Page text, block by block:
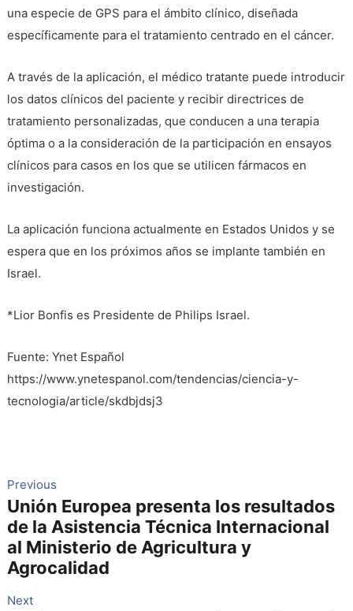
una especie de GPS para el ámbito clínico, diseñada
específicamente para el tratamiento centrado en el cáncer.
A través de la aplicación, el médico tratante puede introducir
los datos clínicos del paciente y recibir directrices de
tratamiento personalizadas, que conducen a una terapia
óptima o a la consideración de la participación en ensayos
clínicos para casos en los que se utilicen fármacos en
investigación.
La aplicación funciona actualmente en Estados Unidos y se
espera que en los próximos años se implante también en
Israel.
*Lior Bonfis es Presidente de Philips Israel.
Fuente: Ynet Español
https://www.ynetespanol.com/tendencias/ciencia-y-
tecnologia/article/skdbjdsj3
Navegación
de
entradas
Previous
post:
Unión Europea presenta los resultados
de la Asistencia Técnica Internacional
al Ministerio de Agricultura y
Agrocalidad
NextNext